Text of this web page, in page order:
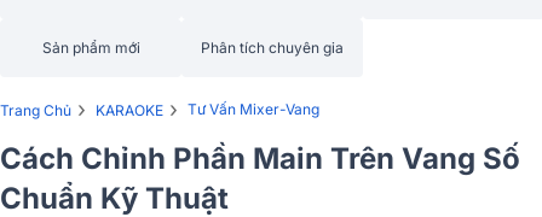
Sản phẩm mới Phân tích chuyên gia
Trang Chủ › KARAOKE › Tư Vấn Mixer-Vang
Cách Chỉnh Phần Main Trên Vang Số
Chuẩn Kỹ Thuật